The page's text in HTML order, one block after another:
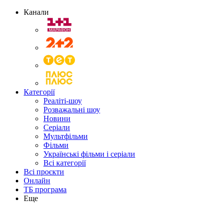
Канали
Категорії
Реаліті-шоу
Розважальні шоу
Новини
Серіали
Мультфільми
Фільми
Українські фільми і серіали
Всі категорії
Всі проєкти
Онлайн
ТБ програма
Еще